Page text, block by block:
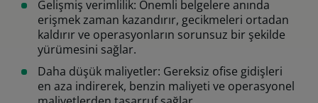
Gelişmiş verimlilik: Önemli belgelere anında
erişmek zaman kazandırır, gecikmeleri ortadan
kaldırır ve operasyonların sorunsuz bir şekilde
yürümesini sağlar.
Daha düşük maliyetler: Gereksiz ofise gidişleri
en aza indirerek, benzin maliyeti ve operasyonel